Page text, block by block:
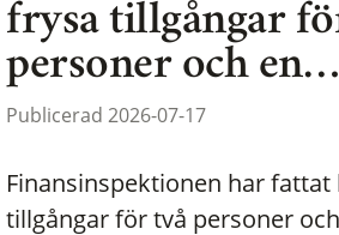
frysa tillgångar
personer och en…
Publicerad 2026-07-17
Finansinspektionen har
tillgångar för två personer